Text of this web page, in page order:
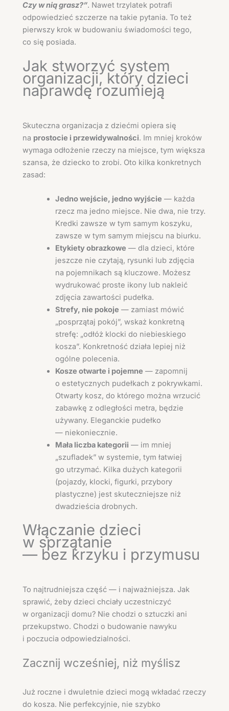
Czy w nią grasz?”. Nawet trzylatek potrafi
odpowiedzieć szczerze na takie pytania. To też
pierwszy krok w budowaniu świadomości tego,
co się posiada.
Jak stworzyć system
organizacji, który dzieci
naprawdę rozumieją
Skuteczna organizacja z dziećmi opiera się
na prostocie i przewidywalności. Im mniej kroków
wymaga odłożenie rzeczy na miejsce, tym większa
szansa, że dziecko to zrobi. Oto kilka konkretnych
zasad:
Jedno wejście, jedno wyjście — każda
rzecz ma jedno miejsce. Nie dwa, nie trzy.
Kredki zawsze w tym samym koszyku,
zawsze w tym samym miejscu na biurku.
Etykiety obrazkowe — dla dzieci, które
jeszcze nie czytają, rysunki lub zdjęcia
na pojemnikach są kluczowe. Możesz
wydrukować proste ikony lub nakleić
zdjęcia zawartości pudełka.
Strefy, nie pokoje — zamiast mówić
„posprzątaj pokój”, wskaż konkretną
strefę: „odłóż klocki do niebieskiego
kosza”. Konkretność działa lepiej niż
ogólne polecenia.
Kosze otwarte i pojemne — zapomnij
o estetycznych pudełkach z pokrywkami.
Otwarty kosz, do którego można wrzucić
zabawkę z odległości metra, będzie
używany. Eleganckie pudełko
— niekoniecznie.
Mała liczba kategorii — im mniej
„szufladek” w systemie, tym łatwiej
go utrzymać. Kilka dużych kategorii
(pojazdy, klocki, figurki, przybory
plastyczne) jest skuteczniejsze niż
dwadzieścia drobnych.
Włączanie dzieci
w sprzątanie
— bez krzyku i przymusu
To najtrudniejsza część — i najważniejsza. Jak
sprawić, żeby dzieci chciały uczestniczyć
w organizacji domu? Nie chodzi o sztuczki ani
przekupstwo. Chodzi o budowanie nawyku
i poczucia odpowiedzialności.
Zacznij wcześniej, niż myślisz
Już roczne i dwuletnie dzieci mogą wkładać rzeczy
do kosza. Nie perfekcyjnie, nie szybko